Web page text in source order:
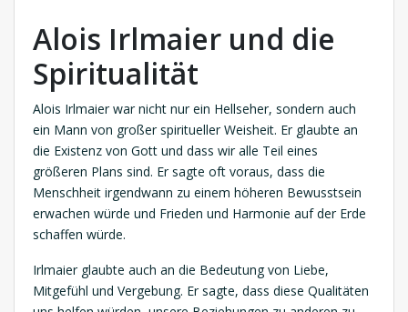
Alois Irlmaier und die
Spiritualität
Alois Irlmaier war nicht nur ein Hellseher, sondern auch
ein Mann von großer spiritueller Weisheit. Er glaubte an
die Existenz von Gott und dass wir alle Teil eines
größeren Plans sind. Er sagte oft voraus, dass die
Menschheit irgendwann zu einem höheren Bewusstsein
erwachen würde und Frieden und Harmonie auf der Erde
schaffen würde.
Irlmaier glaubte auch an die Bedeutung von Liebe,
Mitgefühl und Vergebung. Er sagte, dass diese Qualitäten